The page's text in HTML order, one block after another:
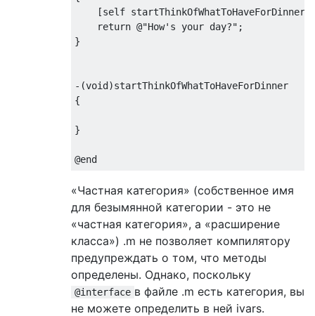
    [
self
return @"How's your day?" ;
}
-(void)startThinkOfWhatToHaveForDinner
{
}
@end
«Частная категория» (собственное имя
для безымянной категории - это не
«частная категория», а «расширение
класса») .m не позволяет компилятору
предупреждать о том, что методы
определены. Однако, поскольку
@interface в файле .m есть категория, вы
не можете определить в ней ivars.